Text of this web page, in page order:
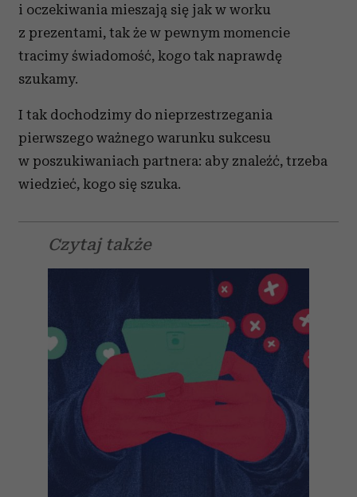
i oczekiwania mieszają się jak w worku
z prezentami, tak że w pewnym momencie
tracimy świadomość, kogo tak naprawdę
szukamy.
I tak dochodzimy do nieprzestrzegania
pierwszego ważnego warunku sukcesu
w poszukiwaniach partnera: aby znaleźć, trzeba
wiedzieć, kogo się szuka.
Czytaj także